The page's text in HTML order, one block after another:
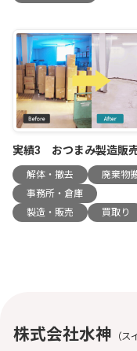
実績3 おつまみ製造販
解体・撤去
廃棄物
事務所・倉庫
製造・販売
買取り
株式会社水神 （ス